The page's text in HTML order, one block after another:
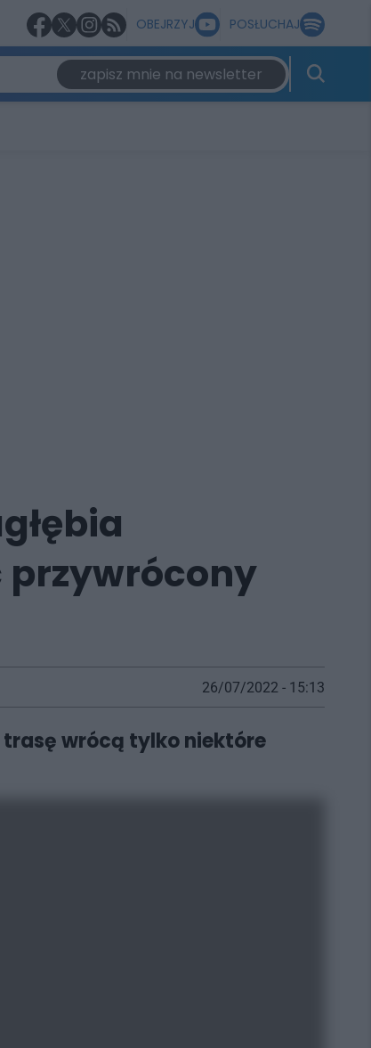
OBEJRZYJ POSŁUCHAJ
zapisz mnie na newsletter
przywrócony
26/07/2022 - 15:13
trasę wrócą tylko niektóre